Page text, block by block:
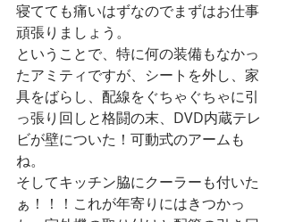
寝てても痛いはずなのでまずはお仕事
頑張りましょう。
ということで、特に何の装備もなかっ
たアミティですが、シートを外し、家
具をばらし、配線をぐちゃぐちゃに引
っ張り回しと格闘の末、DVD内蔵テレ
ビが壁についた！可動式のアームも
ね。
そしてキッチン脇にクーラーも付いた
ぁ！！！これが年寄りにはきつかっ